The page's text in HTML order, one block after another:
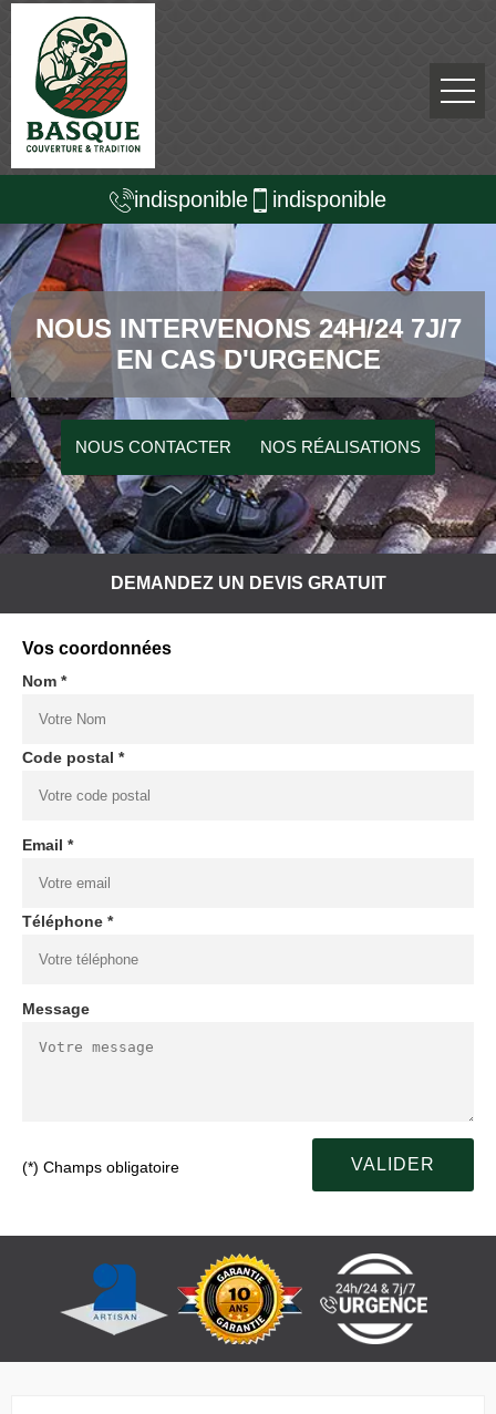
indisponible indisponible
NOUS INTERVENONS 24H/24 7J/7
EN CAS D'URGENCE
NOUS CONTACTER NOS RÉALISATIONS
DEMANDEZ UN DEVIS GRATUIT
Vos coordonnées
Nom *
Code postal *
Email *
Téléphone *
Message
(*) Champs obligatoire